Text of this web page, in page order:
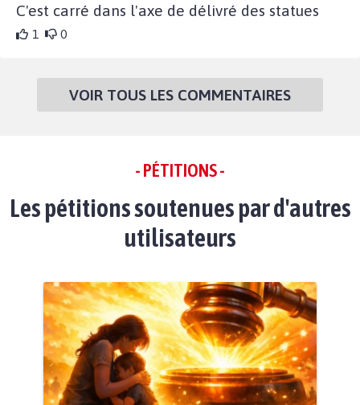
C'est carré dans l'axe de délivré des statues
1 0
VOIR TOUS LES COMMENTAIRES
- PÉTITIONS -
Les pétitions soutenues par d'autres
utilisateurs